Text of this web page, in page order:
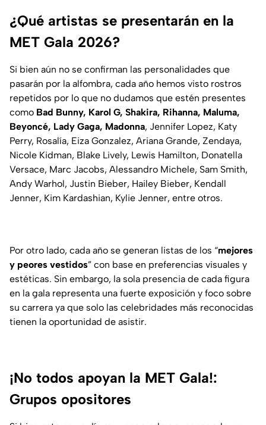
¿Qué artistas se presentarán en la
MET Gala 2026?
Si bien aún no se confirman las personalidades que
pasarán por la alfombra, cada año hemos visto rostros
repetidos por lo que no dudamos que estén presentes
como Bad Bunny, Karol G, Shakira, Rihanna, Maluma,
Beyoncé, Lady Gaga, Madonna, Jennifer Lopez, Katy
Perry, Rosalía, Eiza Gonzalez, Ariana Grande, Zendaya,
Nicole Kidman, Blake Lively, Lewis Hamilton, Donatella
Versace, Marc Jacobs, Alessandro Michele, Sam Smith,
Andy Warhol, Justin Bieber, Hailey Bieber, Kendall
Jenner, Kim Kardashian, Kylie Jenner, entre otros.
Por otro lado, cada año se generan listas de los “mejores
y peores vestidos” con base en preferencias visuales y
estéticas. Sin embargo, la sola presencia de cada figura
en la gala representa una fuerte exposición y foco sobre
su carrera ya que solo las celebridades más reconocidas
tienen la oportunidad de asistir.
¡No todos apoyan la MET Gala!:
Grupos opositores